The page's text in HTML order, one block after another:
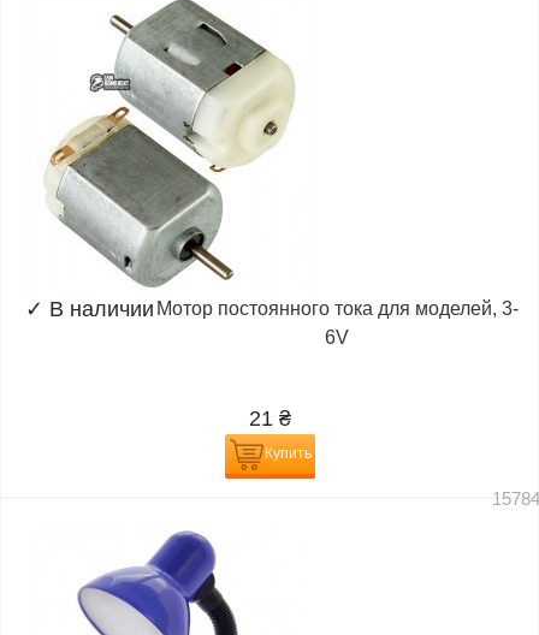
✓ В наличии Мотор постоянного тока для моделей, 3-
6V
21 ₴
Купить